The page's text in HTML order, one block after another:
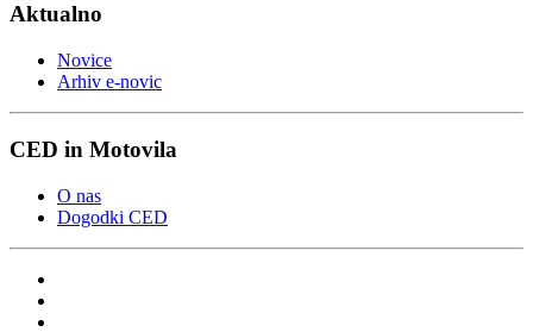
Aktualno
Novice
Arhiv e-novic
CED in Motovila
O nas
Dogodki CED